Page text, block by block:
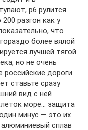
р6 рулится
разгон как у
что
более вялой
лучшей тягой
но не очень
дороги
ставьте сразу
вид с ней
море… защита
минус — это их
сплав